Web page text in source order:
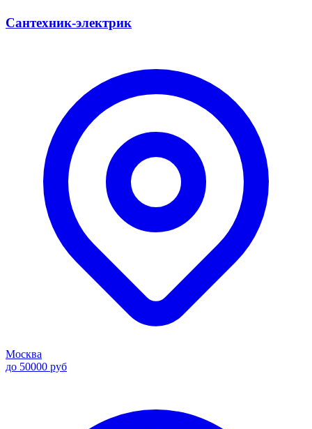
Сантехник-электрик
Москва
до 50000 руб